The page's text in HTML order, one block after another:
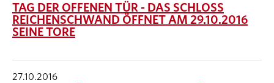
TAG DER OFFENEN TÜR - DAS SCHLOSS
REICHENSCHWAND ÖFFNET AM 29.10.2016
SEINE TORE
27.10.2016